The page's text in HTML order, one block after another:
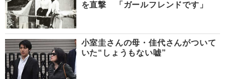
を直撃 「ガールフレンドです」
小室圭さんの母・佳代さんがついて
いた“しょうもない嘘”